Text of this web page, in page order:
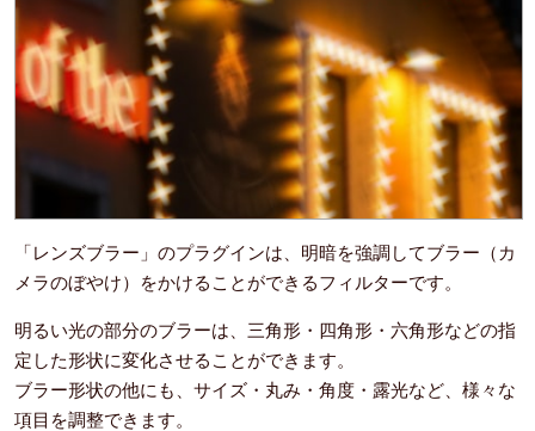
「レンズブラー」のプラグインは、明暗を強調してブラー（カ
メラのぼやけ）をかけることができるフィルターです。
明るい光の部分のブラーは、三角形・四角形・六角形などの指
定した形状に変化させることができます。
ブラー形状の他にも、サイズ・丸み・角度・露光など、様々な
項目を調整できます。